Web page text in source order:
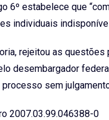
6º estabelece que
individuais
rejeitou as
desembargador
sem
2007.03.99.046388-0